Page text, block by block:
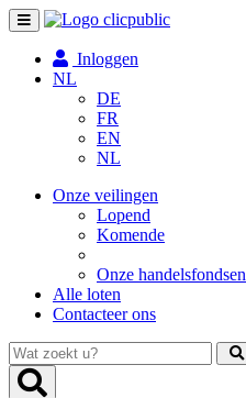
Toggle
navigation
Inloggen
NL
DE
FR
EN
NL
Onze veilingen
Lopend
Komende
Onze handelsfondsen
Alle loten
Contacteer ons
Wat
zoekt
u?